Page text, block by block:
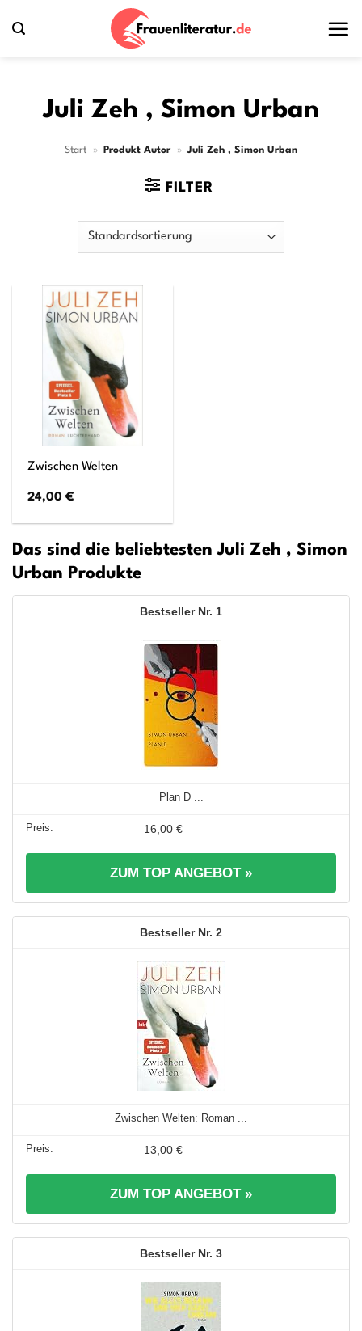
Inhalt
Juli Zeh , Simon Urban
Start » Produkt Autor » Juli Zeh , Simon Urban
FILTER
Zwischen Welten
24,00€
Das sind die beliebtesten Juli Zeh , Simon
Urban Produkte
1
Plan D ...
16,00 €
ZUM TOP ANGEBOT »
2
Zwischen Welten: Roman ...
13,00 €
ZUM TOP ANGEBOT »
3